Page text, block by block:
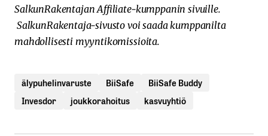
SalkunRakentajan Affiliate-kumppanin sivuille.
SalkunRakentaja-sivusto voi saada kumppanilta
mahdollisesti myyntikomissioita.
älypuhelinvaruste BiiSafe
BiiSafe Buddy
Invesdor
joukkorahoitus kasvuyhtiö